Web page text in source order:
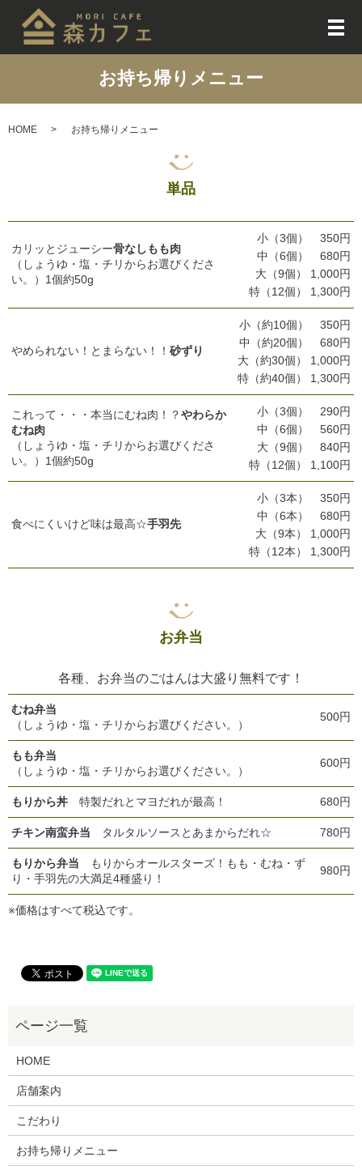
メ
お持ち帰りメニュー
HOME お持ち帰りメニュー
単品
カリッとジューシー骨なしもも肉
（しょうゆ・塩・チリからお選びくださ
い。）1個約50g
小（3個） 350円
中（6個） 680円
大（9個） 1,000円
特（12個） 1,300円
やめられない！とまらない！！砂ずり
小（約10個） 350円
中（約20個） 680円
大（約30個） 1,000円
特（約40個） 1,300円
これって・・・本当にむね肉！？やわらか
むね肉
（しょうゆ・塩・チリからお選びくださ
い。）1個約50g
小（3個） 290円
中（6個） 560円
大（9個） 840円
特（12個） 1,100円
食べにくいけど味は最高☆手羽先
小（3本） 350円
中（6本） 680円
大（9本） 1,000円
特（12本） 1,300円
お弁当
各種、お弁当のごはんは大盛り無料です！
むね弁当
（しょうゆ・塩・チリからお選びください。）
500円
もも弁当
（しょうゆ・塩・チリからお選びください。）
600円
もりから丼特製だれとマヨだれが最高！ 680円
チキン南蛮弁当 タルタルソースとあまからだれ☆ 780円
もりから弁当
もりからオールスターズ！もも・むね・ず
り・手羽先の大満足4種盛り！
980円
※価格はすべて税込です。
HOME
店舗案内
こだわり
お持ち帰りメニュー